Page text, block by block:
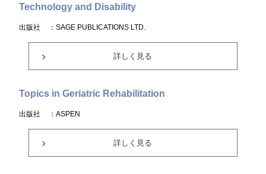
Technology and Disability
出版社 ：SAGE PUBLICATIONS LTD.
詳しく見る
Topics in Geriatric Rehabilitation
出版社 ：ASPEN
詳しく見る